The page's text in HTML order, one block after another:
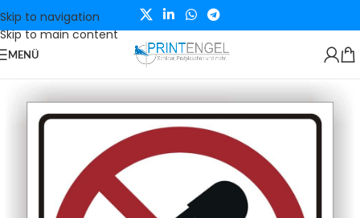
Skip to navigation
Skip to main content
MENÜ